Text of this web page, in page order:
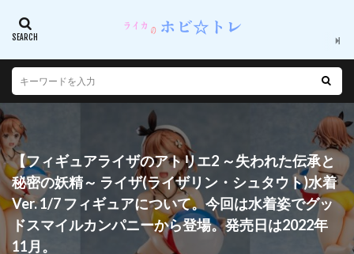
【フィギュアライザのアトリエ2 ～失われた伝承と
秘密の妖精～ ライザ(ライザリン・シュタウト)水着
Ver. 1/7 フィギュアについて。今回は水着姿でグッ
ドスマイルカンパニーから登場。発売日は2022年
11月。